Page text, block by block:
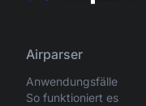
Airparser
Anwendungsfälle
So funktioniert es